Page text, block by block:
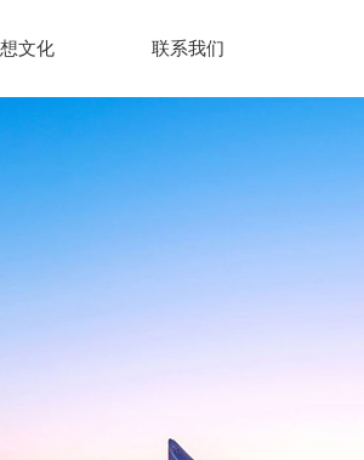
文化 联系我们